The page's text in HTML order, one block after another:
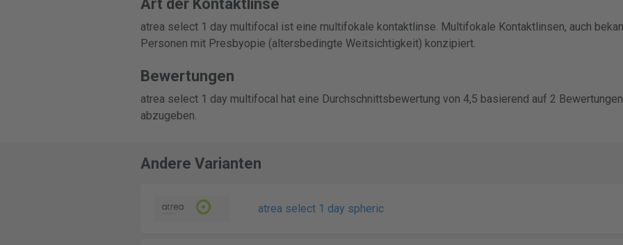
Art der Kontaktlinse
atrea select 1 day multifocal ist eine multifokale kontaktlinse. Multifokale Kontaktlinsen, auch
Personen mit Presbyopie (altersbedingte Weitsichtigkeit) konzipiert.
Bewertungen
atrea select 1 day multifocal hat eine Durchschnittsbewertung von 4,5 basierend auf 2
abzugeben.
Andere Varianten
atrea select 1 day spheric